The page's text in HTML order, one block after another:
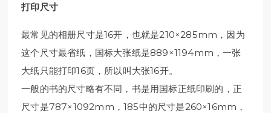
打印尺寸
最常见的相册尺寸是16开，也就是210×285mm，因为
这个尺寸最省纸，国标大张纸是889×1194mm，一张
大纸只能打印16页，所以叫大张16开。
一般的书的尺寸略有不同，书是用国标正纸印刷的，正
尺寸是787×1092mm，185中的尺寸是260×16mm，